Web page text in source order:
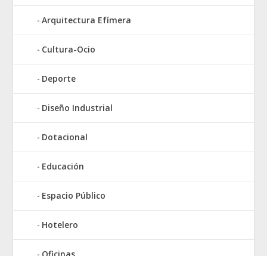
Arquitectura Efímera
Cultura-Ocio
Deporte
Diseño Industrial
Dotacional
Educación
Espacio Público
Hotelero